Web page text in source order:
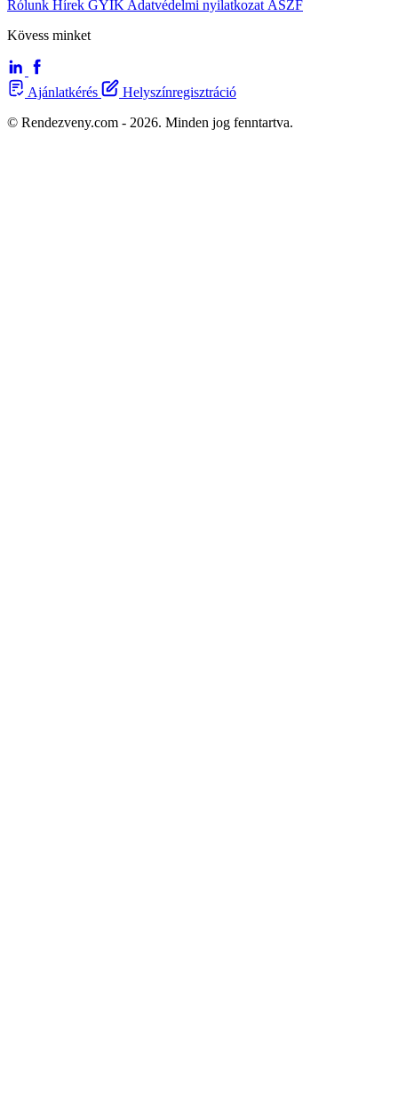
Rólunk Hírek GYIKAdatvédelmi nyilatkozatÁSZF
Kövess minket
Ajánlatkérés
Helyszínregisztráció
© Rendezveny.com - 2026. Minden jog fenntartva.